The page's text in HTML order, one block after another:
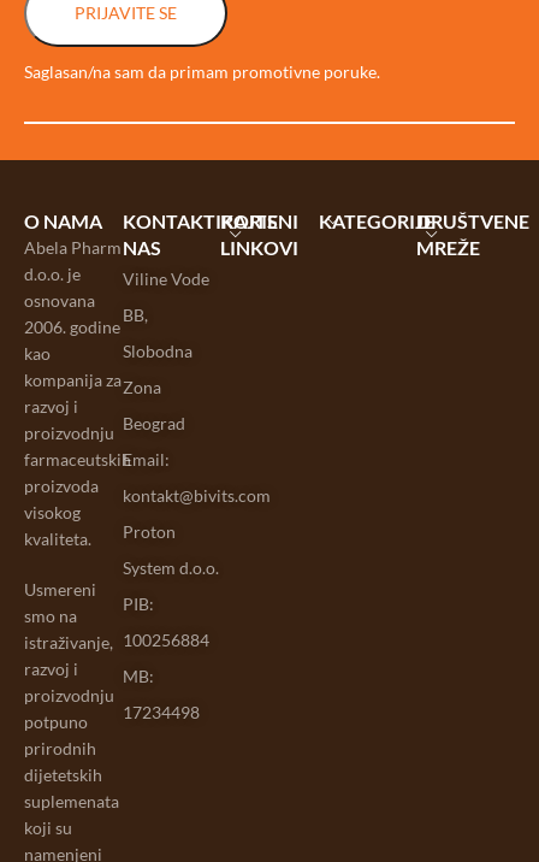
PRIJAVITE SE
Saglasan/na sam da primam promotivne poruke.
O NAMA
Abela Pharm
d.o.o. je
osnovana
2006. godine
kao
kompanija za
razvoj i
proizvodnju
farmaceutskih
proizvoda
visokog
kvaliteta.
Usmereni
smo na
istraživanje,
razvoj i
proizvodnju
potpuno
prirodnih
dijetetskih
suplemenata
koji su
namenjeni
KONTAKTIRAJTE
NAS
Viline Vode
BB,
Slobodna
Zona
Beograd
Email:
kontakt@bivits.com
Proton
System d.o.o.
PIB:
100256884
MB:
17234498
KORISNI
LINKOVI
KATEGORIJEDRUŠTVENE
MREŽE